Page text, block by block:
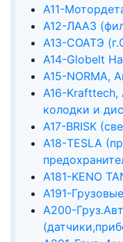
А11-
А12-ЛААЗ
А13-СОАТЭ
А14-Globelt
А15-NORMA,
А16-Krafttech,
колодки и
А17-BRISK
А18-TESLA
А181-KENO
А191-Грузовые
А200-